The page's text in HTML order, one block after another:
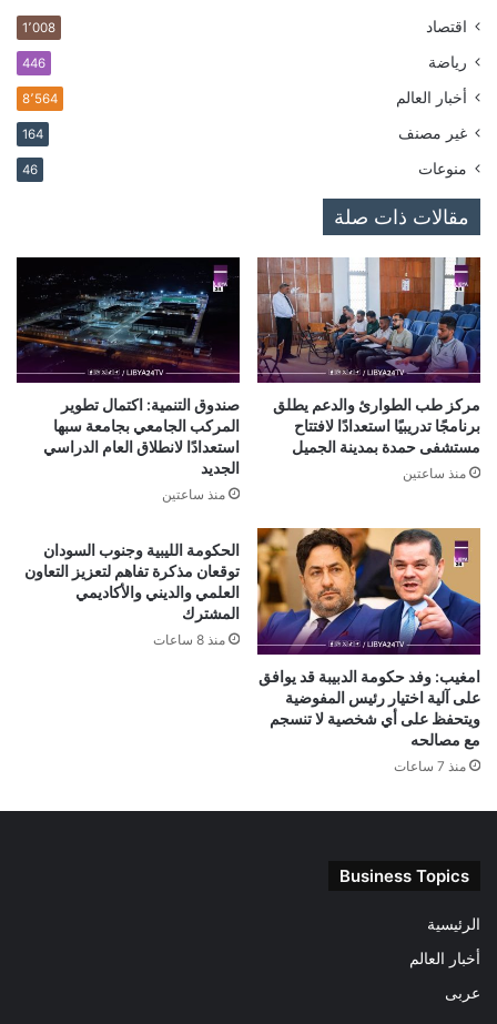
اقتصاد 1٬008
رياضة 446
أخبار العالم 8٬564
غير مصنف 164
منوعات 46
مقالات ذات صلة
مركز طب الطوارئ والدعم يطلق
برنامجًا تدريبيًا استعدادًا لافتتاح
مستشفى حمدة بمدينة الجميل
منذ ساعتين
صندوق التنمية: اكتمال تطوير
المركب الجامعي بجامعة سبها
استعدادًا لانطلاق العام الدراسي
الجديد
منذ ساعتين
امغيب: وفد حكومة الدبيبة قد يوافق
على آلية اختيار رئيس المفوضية
ويتحفظ على أي شخصية لا تنسجم
مع مصالحه
منذ 7 ساعات
الحكومة الليبية وجنوب السودان
توقعان مذكرة تفاهم لتعزيز التعاون
العلمي والديني والأكاديمي
المشترك
منذ 8 ساعات
Business Topics
الرئيسية
أخبار العالم
عربى